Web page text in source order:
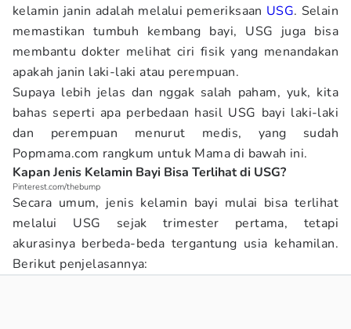
kelamin janin adalah melalui pemeriksaan USG. Selain
memastikan tumbuh kembang bayi, USG juga bisa
membantu dokter melihat ciri fisik yang menandakan
apakah janin laki-laki atau perempuan.
Supaya lebih jelas dan nggak salah paham, yuk, kita
bahas seperti apa perbedaan hasil USG bayi laki-laki
dan perempuan menurut medis, yang sudah
Popmama.com rangkum untuk Mama di bawah ini.
Kapan Jenis Kelamin Bayi Bisa Terlihat di USG?
Pinterest.com/thebump
Secara umum, jenis kelamin bayi mulai bisa terlihat
melalui USG sejak trimester pertama, tetapi
akurasinya berbeda-beda tergantung usia kehamilan.
Berikut penjelasannya: